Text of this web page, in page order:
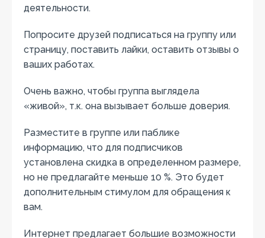
деятельности.
Попросите друзей подписаться на группу или
страницу, поставить лайки, оставить отзывы о
ваших работах.
Очень важно, чтобы группа выглядела
«живой», т.к. она вызывает больше доверия.
Разместите в группе или паблике
информацию, что для подписчиков
установлена скидка в определенном размере,
но не предлагайте меньше 10 %. Это будет
дополнительным стимулом для обращения к
вам.
Интернет предлагает большие возможности